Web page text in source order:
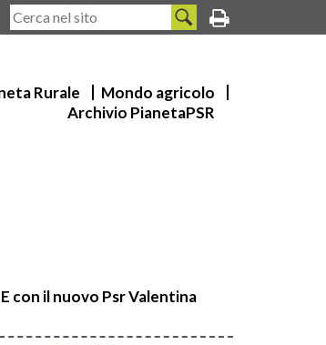
Rurale
Mondo agricolo
Archivio PianetaPSR
con il nuovo Psr Valentina